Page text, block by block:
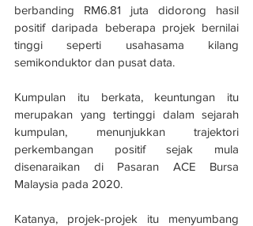
berbanding RM6.81 juta didorong hasil
positif daripada beberapa projek bernilai
tinggi seperti usahasama kilang
semikonduktor dan pusat data.
Kumpulan itu berkata, keuntungan itu
merupakan yang tertinggi dalam sejarah
kumpulan, menunjukkan trajektori
perkembangan positif sejak mula
disenaraikan di Pasaran ACE Bursa
Malaysia pada 2020.
Katanya, projek-projek itu menyumbang